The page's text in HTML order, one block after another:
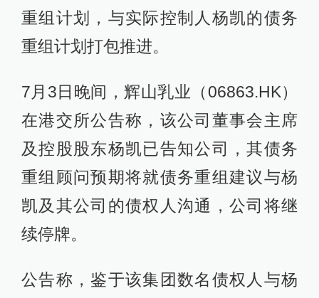
重组计划，与实际控制人杨凯的债务
重组计划打包推进。
7月3日晚间，辉山乳业（06863.HK）
在港交所公告称，该公司董事会主席
及控股股东杨凯已告知公司，其债务
重组顾问预期将就债务重组建议与杨
凯及其公司的债权人沟通，公司将继
续停牌。
公告称，鉴于该集团数名债权人与杨